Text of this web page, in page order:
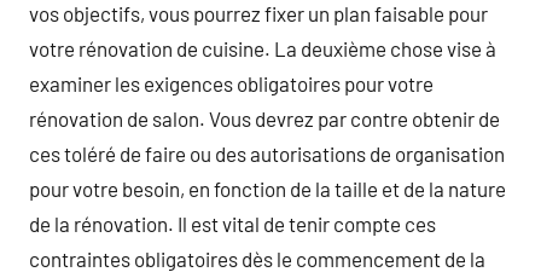
vos objectifs, vous pourrez fixer un plan faisable pour
votre rénovation de cuisine. La deuxième chose vise à
examiner les exigences obligatoires pour votre
rénovation de salon. Vous devrez par contre obtenir de
ces toléré de faire ou des autorisations de organisation
pour votre besoin, en fonction de la taille et de la nature
de la rénovation. Il est vital de tenir compte ces
contraintes obligatoires dès le commencement de la